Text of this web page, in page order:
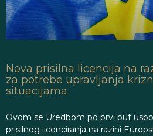
Nova prisilna licencija na
za potrebe upravljanja
situacijama
Ovom se Uredbom po prvi put
prisilnog licenciranja na razini